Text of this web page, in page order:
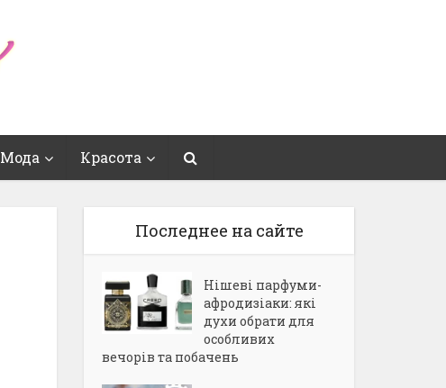
Мода Красота
Последнее на сайте
Нішеві парфуми-
афродизіаки: які
духи обрати для
особливих
вечорів та побачень